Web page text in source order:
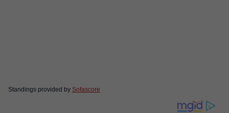
Standings provided by Sofascore